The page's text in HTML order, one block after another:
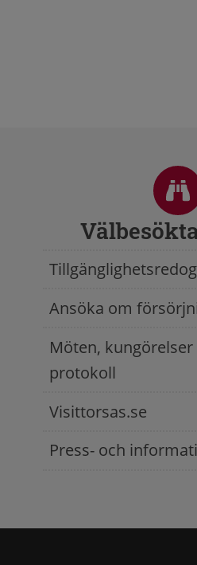
Ansöka om
Möten, kungörelser
protokoll
Visittorsas.se
Press- och